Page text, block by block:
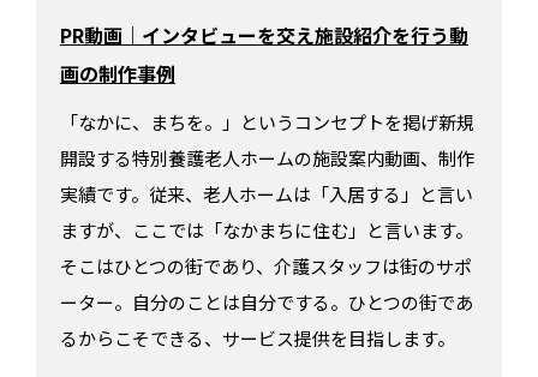
PR動画｜インタビューを交え施設紹介を行う動
画の制作事例
「なかに、まちを。」というコンセプトを掲げ新規
開設する特別養護老人ホームの施設案内動画、制作
実績です。従来、老人ホームは「入居する」と言い
ますが、ここでは「なかまちに住む」と言います。
そこはひとつの街であり、介護スタッフは街のサポ
ーター。自分のことは自分でする。ひとつの街であ
るからこそできる、サービス提供を目指します。